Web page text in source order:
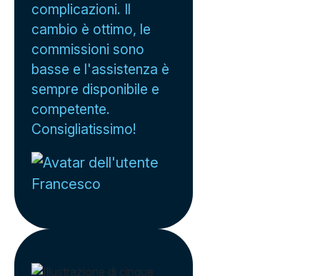
complicazioni. Il
cambio è ottimo, le
commissioni sono
basse e l'assistenza è
sempre disponibile e
competente.
Consigliatissimo!
Francesco